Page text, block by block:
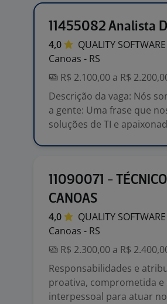
11455082 Analista
4,0 QUALITY SOFTWARE
Canoas - RS
R$ 2.100,00 a R$
Descrição da vaga: Nós
a gente: Uma frase que
soluções de TI e
11090071 -
CANOAS
4,0 QUALITY SOFTWARE
Canoas - RS
R$ 2.300,00 a R$
Responsabilidades e
proativa, comprometida
interpessoal para atuar